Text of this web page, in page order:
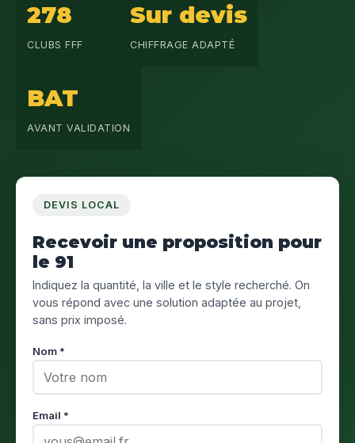
278
CLUBS FFF
Sur devis
CHIFFRAGE ADAPTÉ
BAT
AVANT VALIDATION
DEVIS LOCAL
Recevoir une proposition pour
le 91
Indiquez la quantité, la ville et le style recherché. On
vous répond avec une solution adaptée au projet,
sans prix imposé.
Nom *
Email *